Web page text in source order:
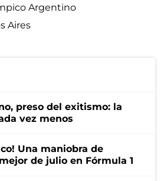
Argentino
Aires
preso del exitismo: la
vez menos
Una maniobra de
de julio en Fórmula 1